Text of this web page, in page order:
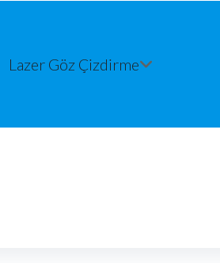
Lazer Göz Çizdirme